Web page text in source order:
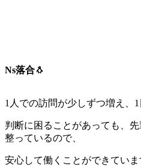
Ns落合🐧
1人での訪問が少しずつ増え、
判断に困ることがあっても、
整っているので、
安心して働くことができてい